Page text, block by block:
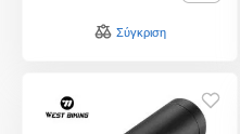
Σύγκριση